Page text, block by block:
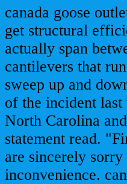
canada goose
get structural
actually span
cantilevers that
sweep up and
of the incident
North Carolina
statement read.
are sincerely
inconvenience.